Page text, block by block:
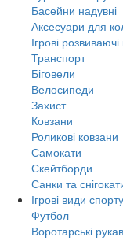
Басейни надувні
Аксесуари для
Ігрові
Транспорт
Біговели
Велосипеди
Захист
Ковзани
Роликові ковзани
Самокати
Скейтборди
Санки та
Ігрові види спорту
Футбол
Воротарські